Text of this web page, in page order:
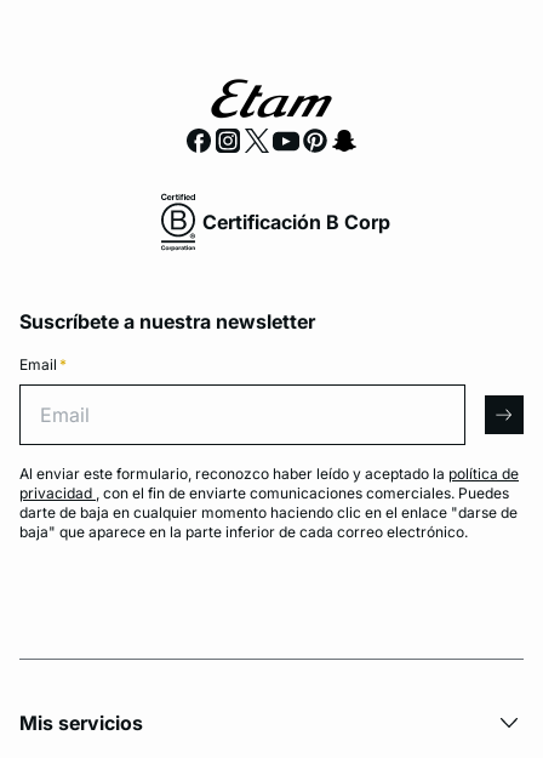
Certificación B Corp
Suscríbete a nuestra newsletter
Email *
Al enviar este formulario, reconozco haber leído y aceptado la política de
privacidad , con el fin de enviarte comunicaciones comerciales. Puedes
darte de baja en cualquier momento haciendo clic en el enlace "darse de
baja" que aparece en la parte inferior de cada correo electrónico.
Mis servicios